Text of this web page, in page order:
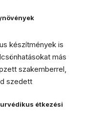
készítmények is
más
szakemberrel,
szedett
étkezési